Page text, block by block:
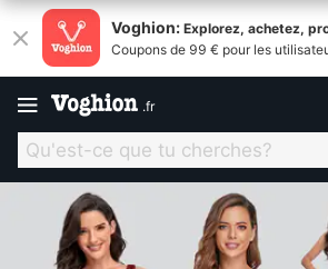
Voghion: Explorez, achetez,
Coupons de 99 € pour les
.fr